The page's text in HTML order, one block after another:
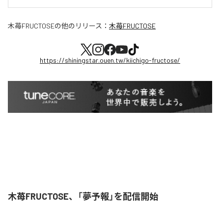
木苺FRUCTOSEの他のリリース： 木苺FRUCTOSE
https://shiningstar.ouen.tw/kiichigo-fructose/
木苺FRUCTOSE、「夢予報」を配信開始